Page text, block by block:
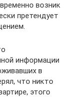
возник
претендует
информации
в
что никто
этого